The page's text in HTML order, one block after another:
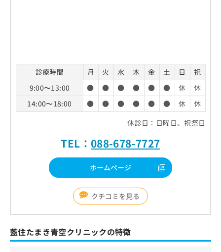
診療時間 月 火 水 木 金 土 日
祝
9:00〜13:00
● ● ● ● ● ● 休
休
14:00〜18:00
● ● ● ● ● ● 休
休
休診日：日曜日、祝祭日
TEL： 088-678-7727
ホームページ
クチコミを見る
藍住たまき青空クリニックの特徴